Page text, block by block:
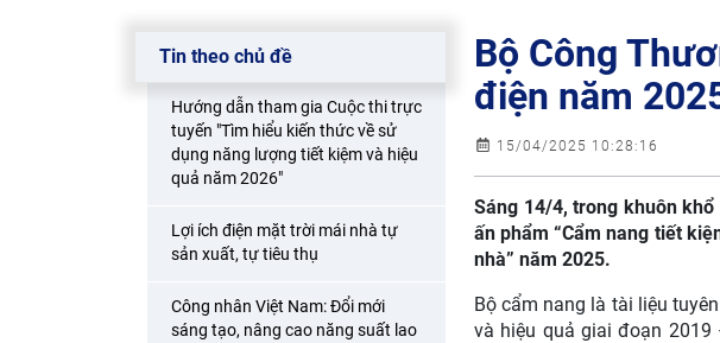
Tin theo chủ đề
Hướng dẫn tham gia Cuộc thi trực
tuyến "Tìm hiểu kiến thức về sử
dụng năng lượng tiết kiệm và hiệu
quả năm 2026"
Lợi ích điện mặt trời mái nhà tự
sản xuất, tự tiêu thụ
Công nhân Việt Nam: Đổi mới
sáng tạo, nâng cao năng suất lao
Bộ Công
điện năm
15/04/2025 10:28:16
Sáng 14/4, trong khuôn
ấn phẩm “Cẩm nang tiết
nhà” năm 2025.
Bộ cẩm nang là tài liệu
và hiệu quả giai đoạn